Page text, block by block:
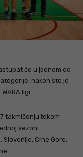
će u jednom od
nakon što je
ligi.
takmičenju tokom
sezoni
Slovenije, Crne Gore,